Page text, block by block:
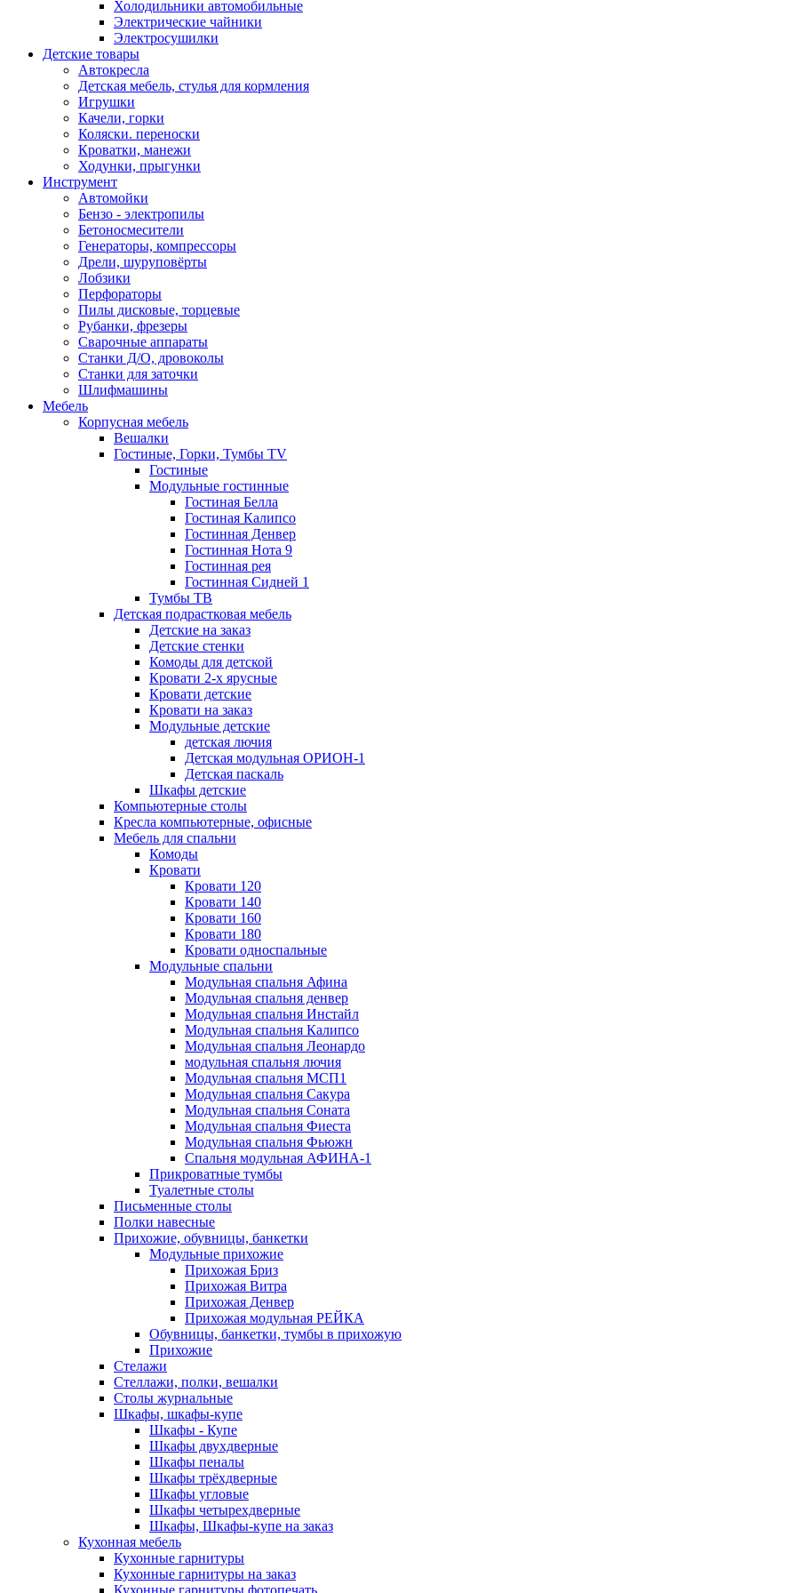
Холодильники автомобильные
Электрические чайники
Электросушилки
Детские товары
Автокресла
Детская мебель, стулья для кормления
Игрушки
Качели, горки
Коляски. переноски
Кроватки, манежи
Ходунки, прыгунки
Инструмент
Автомойки
Бензо - электропилы
Бетоносмесители
Генераторы, компрессоры
Дрели, шуруповёрты
Лобзики
Перфораторы
Пилы дисковые, торцевые
Рубанки, фрезеры
Сварочные аппараты
Станки Д/О, дровоколы
Станки для заточки
Шлифмашины
Мебель
Корпусная мебель
Вешалки
Гостиные, Горки, Тумбы TV
Гостиные
Модульные гостинные
Гостиная Белла
Гостиная Калипсо
Гостинная Денвер
Гостинная Нота 9
Гостинная рея
Гостинная Сидней 1
Тумбы ТВ
Детская подрастковая мебель
Детские на заказ
Детские стенки
Комоды для детской
Кровати 2-х ярусные
Кровати детские
Кровати на заказ
Модульные детские
детская лючия
Детская модульная ОРИОН-1
Детская паскаль
Шкафы детские
Компьютерные столы
Кресла компьютерные, офисные
Мебель для спальни
Комоды
Кровати
Кровати 120
Кровати 140
Кровати 160
Кровати 180
Кровати односпальные
Модульные спальни
Модульная спальня Афина
Модульная спальня денвер
Модульная спальня Инстайл
Модульная спальня Калипсо
Модульная спальня Леонардо
модульная спальня лючия
Модульная спальня МСП1
Модульная спальня Сакура
Модульная спальня Соната
Модульная спальня Фиеста
Модульная спальня Фьюжн
Спальня модульная АФИНА-1
Прикроватные тумбы
Туалетные столы
Письменные столы
Полки навесные
Прихожие, обувницы, банкетки
Модульные прихожие
Прихожая Бриз
Прихожая Витра
Прихожая Денвер
Прихожая модульная РЕЙКА
Обувницы, банкетки, тумбы в прихожую
Прихожие
Стелажи
Стеллажи, полки, вешалки
Столы журнальные
Шкафы, шкафы-купе
Шкафы - Купе
Шкафы двухдверные
Шкафы пеналы
Шкафы трёхдверные
Шкафы угловые
Шкафы четырехдверные
Шкафы, Шкафы-купе на заказ
Кухонная мебель
Кухонные гарнитуры
Кухонные гарнитуры на заказ